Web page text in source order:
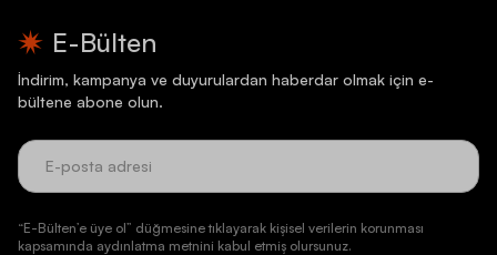
E-Bülten
İndirim, kampanya ve duyurulardan haberdar olmak için e-
bültene abone olun.
“E-Bülten’e üye ol” düğmesine tıklayarak kişisel verilerin korunması
kapsamında aydınlatma metnini kabul etmiş olursunuz.